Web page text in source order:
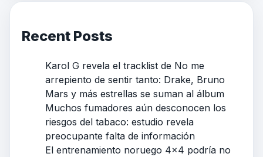
Recent Posts
Karol G revela el tracklist de No me
arrepiento de sentir tanto: Drake, Bruno
Mars y más estrellas se suman al álbum
Muchos fumadores aún desconocen los
riesgos del tabaco: estudio revela
preocupante falta de información
El entrenamiento noruego 4×4 podría no